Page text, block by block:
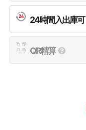
24時間入出庫可
QR精算